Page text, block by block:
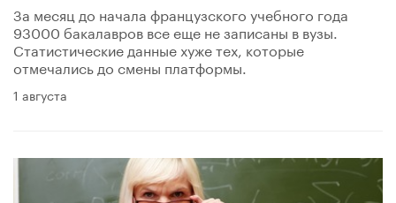
За месяц до начала французского учебного года
93000 бакалавров все еще не записаны в вузы.
Статистические данные хуже тех, которые
отмечались до смены платформы.
1 августа